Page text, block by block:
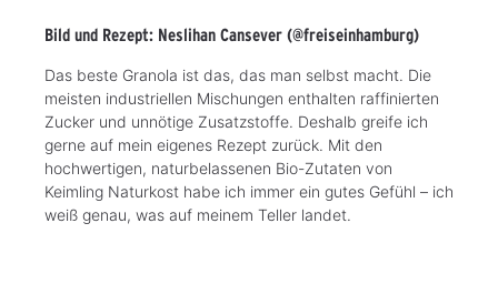
Bild und Rezept: Neslihan Cansever (@freiseinhamburg)
Das beste Granola ist das, das man selbst macht. Die
meisten industriellen Mischungen enthalten raffinierten
Zucker und unnötige Zusatzstoffe. Deshalb greife ich
gerne auf mein eigenes Rezept zurück. Mit den
hochwertigen, naturbelassenen Bio-Zutaten von
Keimling Naturkost habe ich immer ein gutes Gefühl – ich
weiß genau, was auf meinem Teller landet.